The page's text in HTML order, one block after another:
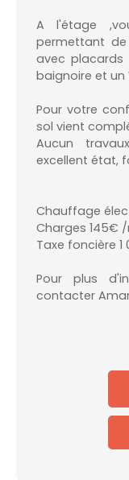
A l'étage
permettant de
avec placards
baignoire et un
Pour votre
sol vient
Aucun
excellent état,
Chauffage
Charges 145€
Taxe foncière
Pour plus
contacter